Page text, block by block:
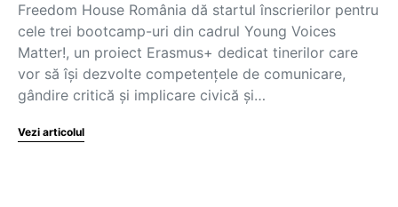
Freedom House România dă startul înscrierilor pentru
cele trei bootcamp-uri din cadrul Young Voices
Matter!, un proiect Erasmus+ dedicat tinerilor care
vor să își dezvolte competențele de comunicare,
gândire critică și implicare civică și…
Vezi articolul